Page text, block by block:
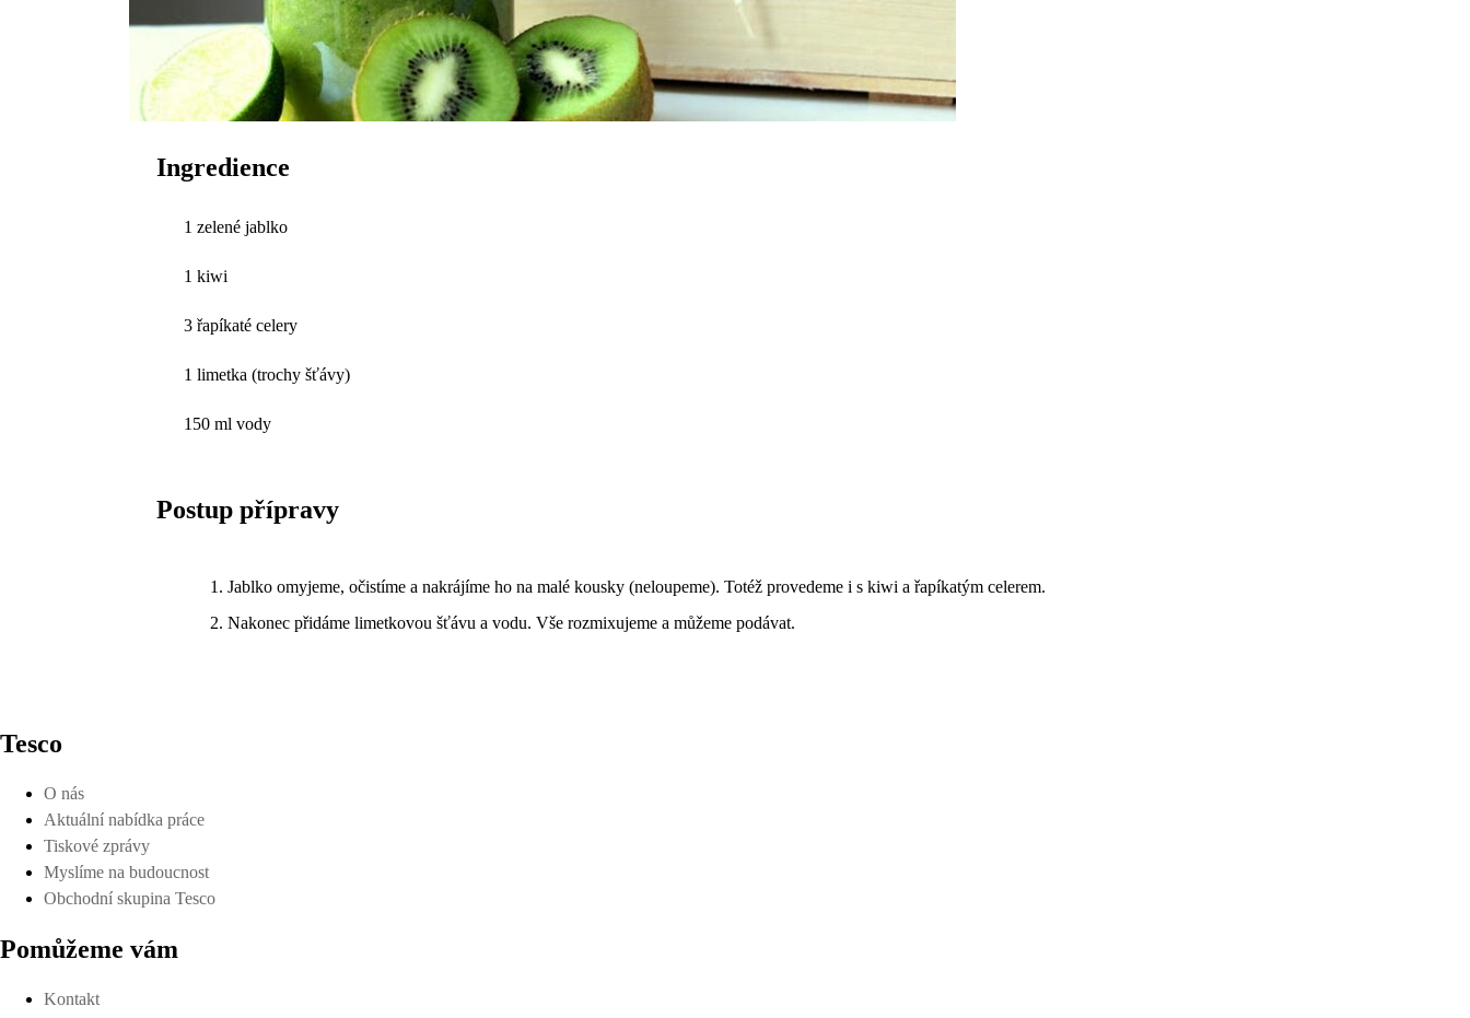
Ingredience
1 zelené jablko
1 kiwi
3 řapíkaté celery
1 limetka (trochy šťávy)
150 ml vody
Postup přípravy
Jablko omyjeme, očistíme a nakrájíme ho na malé kousky (neloupeme). Totéž provedeme i s kiwi a řapíkatým celerem.
Nakonec přidáme limetkovou šťávu a vodu. Vše rozmixujeme a můžeme podávat.
Tesco
O nás
Aktuální nabídka práce
Tiskové zprávy
Myslíme na budoucnost
Obchodní skupina Tesco
Pomůžeme vám
Kontakt